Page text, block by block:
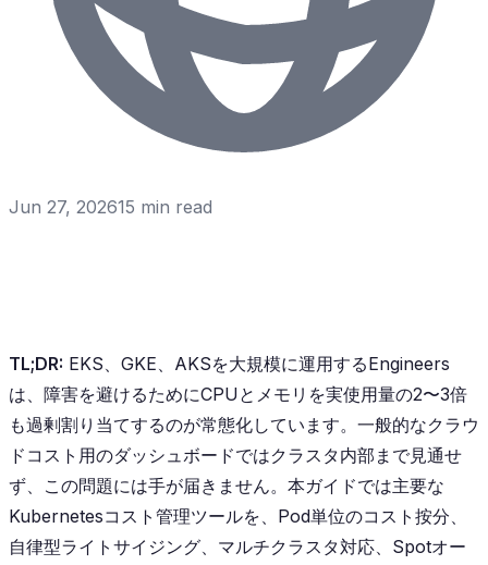
Jun 27, 202615 min read
TL;DR: EKS、GKE、AKSを大規模に運用するEngineers
は、障害を避けるためにCPUとメモリを実使用量の2〜3倍
も過剰割り当てするのが常態化しています。一般的なクラウ
ドコスト用のダッシュボードではクラスタ内部まで見通せ
ず、この問題には手が届きません。本ガイドでは主要な
Kubernetesコスト管理ツールを、Pod単位のコスト按分、
自律型ライトサイジング、マルチクラスタ対応、Spotオー